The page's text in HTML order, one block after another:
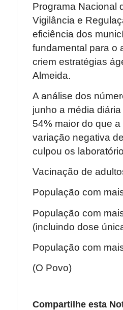
Programa Nacional
Vigilância e
eficiência dos
fundamental para o
criem estratégias
Almeida.
A análise dos
junho a média
54% maior do que
variação negativa
culpou os
Vacinação de
População com
População com
(incluindo dose
População com
(O Povo)
Compartilhe esta